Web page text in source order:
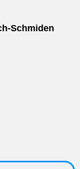
Schmiden